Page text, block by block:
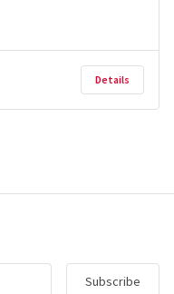
Details
Subscribe